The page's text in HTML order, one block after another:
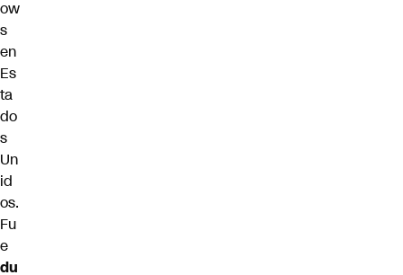
ow
s
en
Es
ta
do
s
Un
id
os.
Fu
e
du